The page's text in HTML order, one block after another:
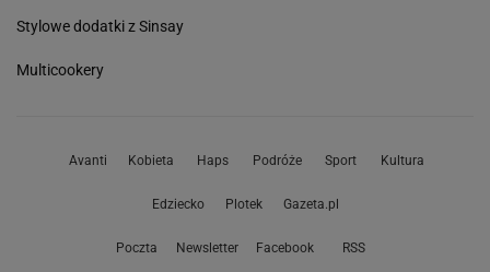
Stylowe dodatki z Sinsay
Multicookery
Avanti Kobieta Haps Podróże Sport Kultura
Edziecko Plotek Gazeta.pl
Poczta Newsletter Facebook RSS